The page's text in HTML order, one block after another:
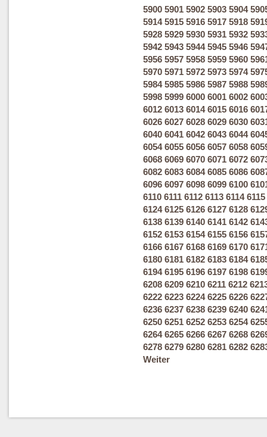
5900 5901 5902 5903 5904
5914 5915 5916 5917 5918
5928 5929 5930 5931 5932
5942 5943 5944 5945 5946
5956 5957 5958 5959 5960
5970 5971 5972 5973 5974
5984 5985 5986 5987 5988
5998 5999 6000 6001 6002
6012 6013 6014 6015 6016
6026 6027 6028 6029 6030
6040 6041 6042 6043 6044
6054 6055 6056 6057 6058
6068 6069 6070 6071 6072
6082 6083 6084 6085 6086
6096 6097 6098 6099 6100
6110 6111 6112 6113 6114 6115
6124 6125 6126 6127 6128
6138 6139 6140 6141 6142
6152 6153 6154 6155 6156
6166 6167 6168 6169 6170
6180 6181 6182 6183 6184
6194 6195 6196 6197 6198
6208 6209 6210 6211 6212
6222 6223 6224 6225 6226
6236 6237 6238 6239 6240
6250 6251 6252 6253 6254
6264 6265 6266 6267 6268
6278 6279 6280 6281 6282
Weiter